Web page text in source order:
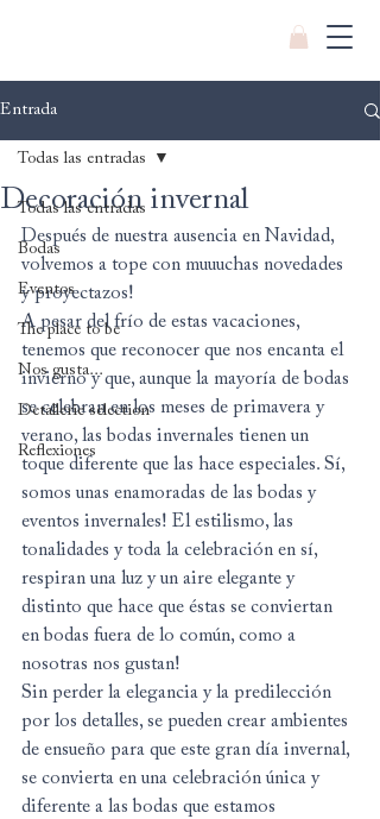
Entrada
Todas las entradas
Bodas
Eventos
The place to be
Nos gusta...
Detallerie selection
Reflexiones
Todas las entradas
Decoración invernal
Después de nuestra ausencia en Navidad,
volvemos a tope con muuuchas novedades
y proyectazos!
A pesar del frío de estas vacaciones,
tenemos que reconocer que nos encanta el
invierno y que, aunque la mayoría de bodas
se celebran en los meses de primavera y
verano, las bodas invernales tienen un
toque diferente que las hace especiales. Sí,
somos unas enamoradas de las bodas y
eventos invernales! El estilismo, las
tonalidades y toda la celebración en sí,
respiran una luz y un aire elegante y
distinto que hace que éstas se conviertan
en bodas fuera de lo común, como a
nosotras nos gustan!
Sin perder la elegancia y la predilección
por los detalles, se pueden crear ambientes
de ensueño para que este gran día invernal,
se convierta en una celebración única y
diferente a las bodas que estamos